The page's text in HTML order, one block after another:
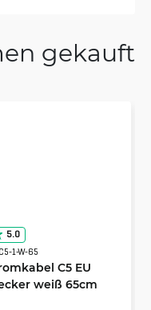
gekauft
5.0
1-W-65
C5 EU
weiß 65cm